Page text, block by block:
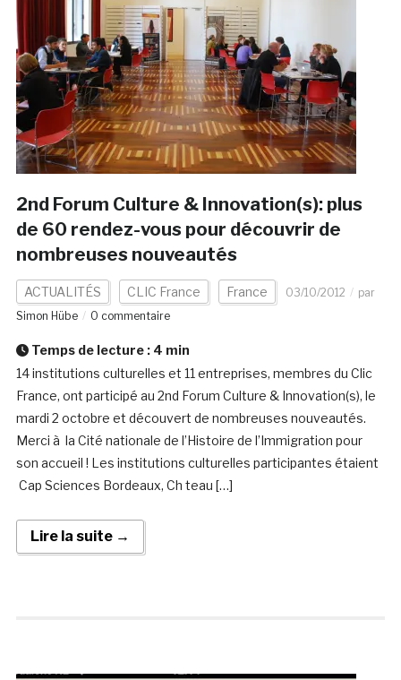
2nd Forum Culture & Innovation(s): plus
de 60 rendez-vous pour découvrir de
nombreuses nouveautés
ACTUALITÉS CLIC France France 03/10/2012
par
Simon Hübe
0 commentaire
Temps de lecture : 4 min
14 institutions culturelles et 11 entreprises, membres du Clic
France, ont participé au 2nd Forum Culture & Innovation(s), le
mardi 2 octobre et découvert de nombreuses nouveautés.
Merci à la Cité nationale de l’Histoire de l’Immigration pour
son accueil ! Les institutions culturelles participantes étaient
Cap Sciences Bordeaux, Ch teau […]
Lire la suite →